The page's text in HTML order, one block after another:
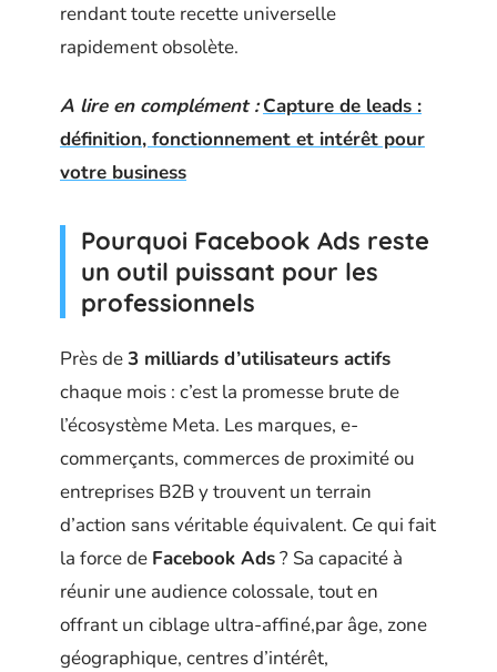
rendant toute recette universelle
rapidement obsolète.
A lire en complément : Capture de leads :
définition, fonctionnement et intérêt pour
votre business
Pourquoi Facebook Ads reste
un outil puissant pour les
professionnels
Près de3 milliards d’utilisateurs actifs
chaque mois : c’est la promesse brute de
l’écosystème Meta. Les marques, e-
commerçants, commerces de proximité ou
entreprises B2B y trouvent un terrain
d’action sans véritable équivalent. Ce qui fait
la force de Facebook Ads? Sa capacité à
réunir une audience colossale, tout en
offrant un ciblage ultra-affiné,par âge, zone
géographique, centres d’intérêt,